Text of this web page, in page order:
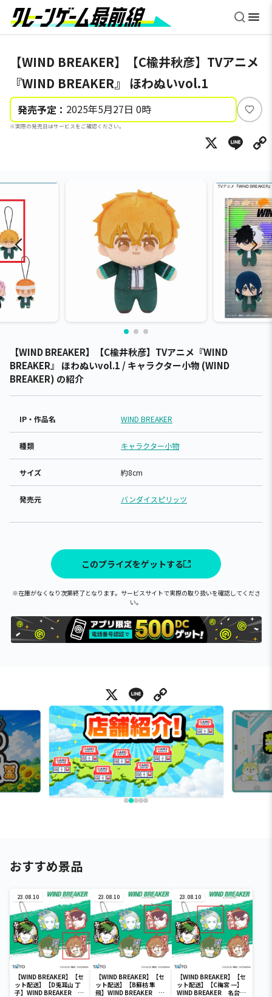
【WIND BREAKER】【C楡井秋彦】TVアニメ
『WIND BREAKER』 ほわぬいvol.1
発売予定： 2025年5月27日 0時
※実際の発売日はサービスをご確認ください。
い
ね
X
【WIND BREAKER】【C楡井秋彦】TVアニメ『WIND
BREAKER』 ほわぬいvol.1 / キャラクター小物 (WIND
BREAKER) の紹介
IP・作品名 WIND BREAKER
種類 キャラクター小物
サイズ 約8cm
発売元 バンダイスピリッツ
このプライズをゲットする
※在庫がなくなり次第終了となります。サービスサイトで実際の取り扱いを確認してくださ
い。
X Line
おすすめ景品
23.08.10
【WIND BREAKER】【セ
ット配送】【D兎耳山 丁
子】WIND BREAKER 名
23.08.10
【WIND BREAKER】【セ
ット配送】【B蘇枋 隼
飛】WIND BREAKER 名
23.08.10
【WIND BREAKER】【セ
ット配送】【C梅宮 一】
WIND BREAKER 名台詞